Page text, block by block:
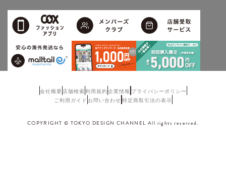
会社概要 店舗検索利用規約企業情報 プライバシーポリシー
ご利用ガイド お問い合わせ 特定商取引法の表示
COPYRIGHT © TOKYO DESIGN CHANNEL All rights reserved.